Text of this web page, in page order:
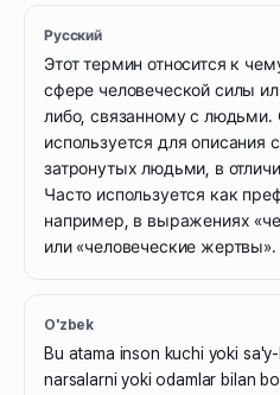
Русский
Этот термин относится к
сфере человеческой силы
либо, связанному с людьми.
используется для описания
затронутых людьми, в
Часто используется как
например, в выражениях
или «человеческие жертвы».
O'zbek
Bu atama inson kuchi yoki
narsalarni yoki odamlar bilan